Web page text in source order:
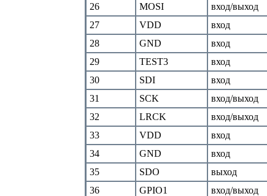
26
MOSI вход/выход
27
VDD вход
28
GND вход
29
TEST3 вход
30
SDI вход
31
SCK вход/выход
32
LRCK вход/выход
33
VDD вход
34
GND вход
35
SDO выход
36
GPIO1 вход/выход